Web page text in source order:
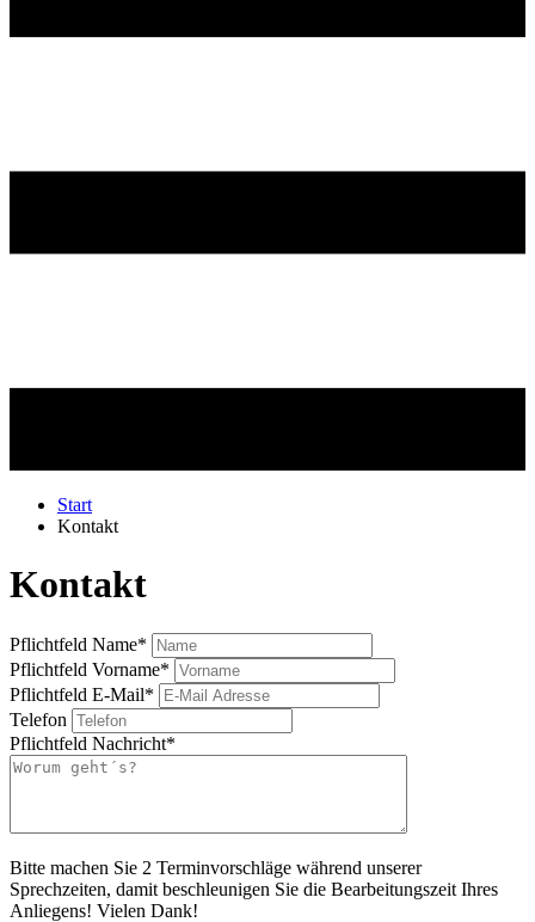
Start
Kontakt
Kontakt
Pflichtfeld Name*
Pflichtfeld Vorname*
Pflichtfeld E-Mail*
Telefon
Pflichtfeld Nachricht*
Bitte machen Sie 2 Terminvorschläge während unserer
Sprechzeiten, damit beschleunigen Sie die Bearbeitungszeit Ihres
Anliegens! Vielen Dank!